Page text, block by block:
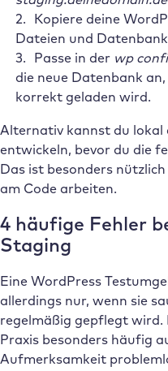
Kopiere deine
Dateien und
Passe in der wp
die neue Datenbank
korrekt geladen wird.
Alternativ kannst du lokal
entwickeln, bevor du die
Das ist besonders
am Code arbeiten.
4 häufige Fehler
Staging
Eine WordPress
allerdings nur, wenn sie
regelmäßig gepflegt wird.
Praxis besonders häufig
Aufmerksamkeit